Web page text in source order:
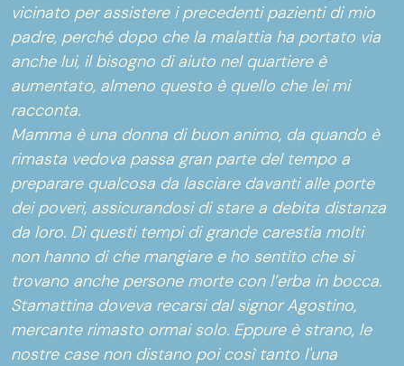
vicinato per assistere i precedenti pazienti di mio
padre, perché dopo che la malattia ha portato via
anche lui, il bisogno di aiuto nel quartiere è
aumentato, almeno questo è quello che lei mi
racconta.
Mamma è una donna di buon animo, da quando è
rimasta vedova passa gran parte del tempo a
preparare qualcosa da lasciare davanti alle porte
dei poveri, assicurandosi di stare a debita distanza
da loro. Di questi tempi di grande carestia molti
non hanno di che mangiare e ho sentito che si
trovano anche persone morte con l’erba in bocca.
Stamattina doveva recarsi dal signor Agostino,
mercante rimasto ormai solo. Eppure è strano, le
nostre case non distano poi così tanto l'una